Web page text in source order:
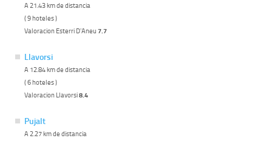
A 21.43 km de distancia
( 9 hoteles )
Valoracion Esterri D'Aneu 7.7
Llavorsi
A 12.84 km de distancia
( 6 hoteles )
Valoracion Llavorsi8.4
Pujalt
A 2.27 km de distancia